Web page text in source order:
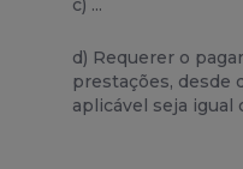
c) ...
d) Requerer o
prestações, desde
aplicável seja igual